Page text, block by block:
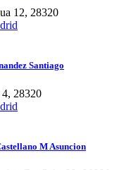
12, 28320
Santiago
28320
M Asuncion